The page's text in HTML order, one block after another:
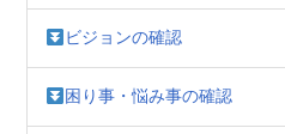
ビジョンの確認
困り事・悩み事の確認